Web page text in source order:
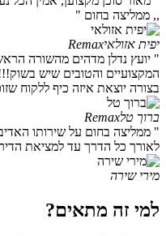
,, ממליצה בחום "
יפית אזולאיRemax
" יועץ נדלן מדהים מהשורה
המקצועיים והטובים שיש
בצורה יוצאת איזה כיף ללקוח
ברוך טלRemax
" ממליצה בחום על שירותו
לאורך כל הדרך עד למציאת
מירי שירה
למי זה מתאים?